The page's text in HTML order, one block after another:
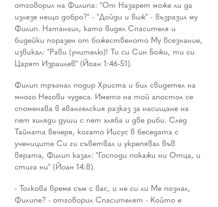
отговорил на Филипа: "От Назарет може ли да
излезе нещо добро?" - "Дойди и виж" - възразил му
Филип. Натанаил, като видял Спасителя и
бидейки поразен от божественото Му всезнание,
извикал: "Рави (учителю)! Ти си Син Божи, ти си
Царят Израилев" (Йоан 1:46-51).
Филип тръгнал подир Христа и бил свидетел на
много Негови чудеса. Името на той апостол се
споменава в евангелския разказ за насищане на
пет хиляди души с пет хляба и две риби. След
Тайната вечеря, когато Иисус в беседата с
учениците Си ги съветвал и укрепявал във
вярата, Филип казал: "Господи покажи ни Отца, и
стига ни" (Йоан 14:8).
- Толкова време съм с вас, и не си ли Ме познал,
Филипе? - отговорил Спасителят - Който е